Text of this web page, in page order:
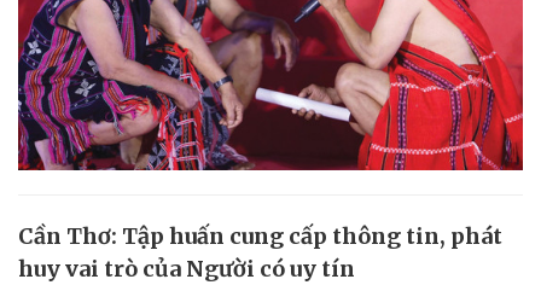
Cần Thơ: Tập huấn cung cấp thông tin, phát
huy vai trò của Người có uy tín